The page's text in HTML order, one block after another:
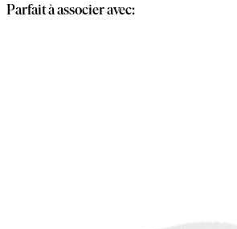
Parfait à associer avec: